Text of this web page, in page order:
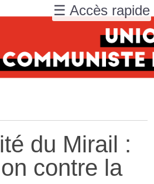
du Mirail :
contre la
☰ Accès rapide